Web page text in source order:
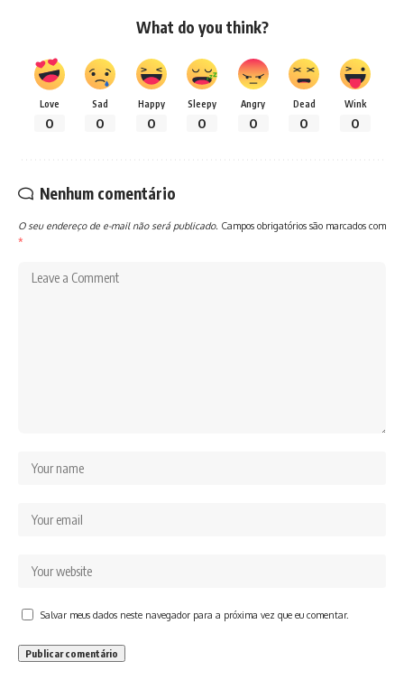
What do you think?
Love
0
Sad
0
Happy
0
Sleepy
0
Angry
0
Dead
0
Wink
0
Nenhum comentário
O seu endereço de e-mail não será publicado. Campos obrigatórios são marcados com
*
Salvar meus dados neste navegador para a próxima vez que eu comentar.